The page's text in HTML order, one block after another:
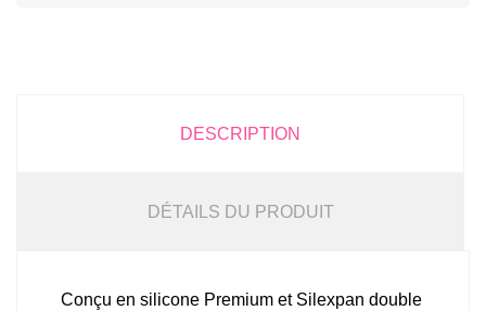
DESCRIPTION
DÉTAILS DU PRODUIT
Conçu en silicone Premium et Silexpan double